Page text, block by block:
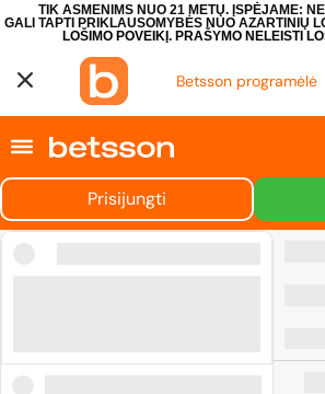
TIK ASMENIMS NUO 21 METŲ. ĮSPĖJAME:
GALI TAPTI PRIKLAUSOMYBĖS NUO AZARTINIŲ
LOŠIMO POVEIKĮ. PRAŠYMO NELEISTI
Betsson programėlė
Prisijungti